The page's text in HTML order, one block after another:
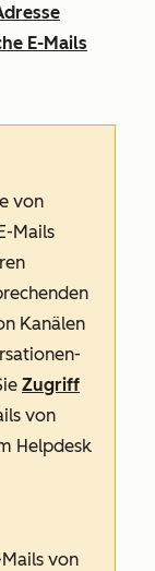
E-Mails
von
Mails
Kanälen
Zugriff
von
Helpdesk
von